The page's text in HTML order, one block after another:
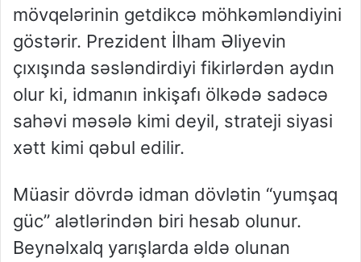
mövqelərinin getdikcə möhkəmləndiyini
göstərir. Prezident İlham Əliyevin
çıxışında səsləndirdiyi fikirlərdən aydın
olur ki, idmanın inkişafı ölkədə sadəcə
sahəvi məsələ kimi deyil, strateji siyasi
xətt kimi qəbul edilir.
Müasir dövrdə idman dövlətin “yumşaq
güc” alətlərindən biri hesab olunur.
Beynəlxalq yarışlarda əldə olunan